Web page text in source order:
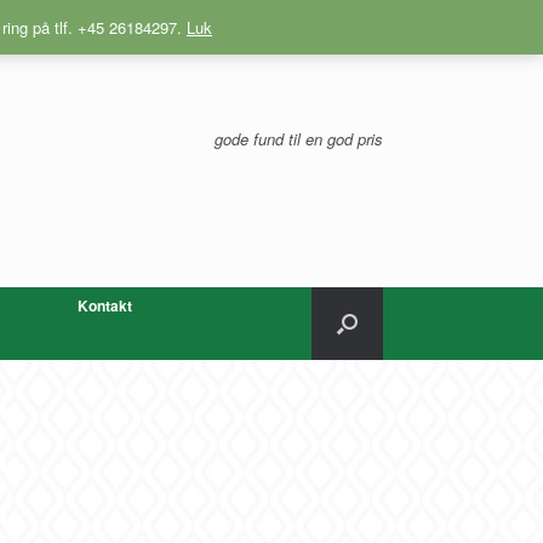
på tlf. +45 26184297. Luk
gode fund til en god pris
Kontakt